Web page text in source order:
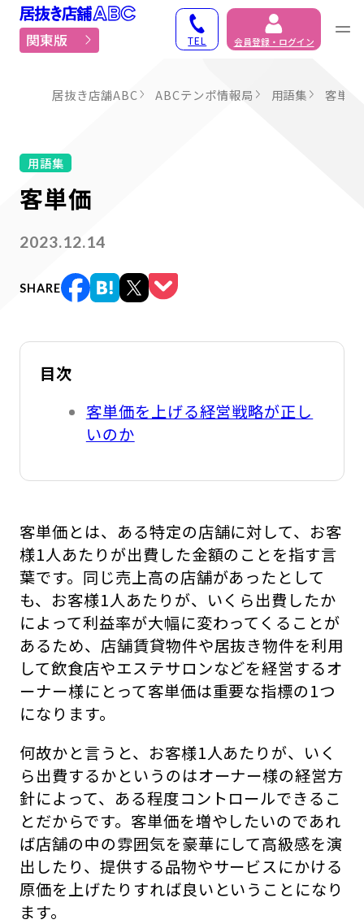
居抜き物件・貸店舗で
関東版 TEL 会員登録・ログイン
居抜き店舗ABC ABCテンポ情報局 用語集 客単価
用語集
客単価
2023.12.14
SHARE
目次
客単価を上げる経営戦略が正し
いのか
客単価とは、ある特定の店舗に対して、お客
様1人あたりが出費した金額のことを指す言
葉です。同じ売上高の店舗があったとして
も、お客様1人あたりが、いくら出費したか
によって利益率が大幅に変わってくることが
あるため、店舗賃貸物件や居抜き物件を利用
して飲食店やエステサロンなどを経営するオ
ーナー様にとって客単価は重要な指標の1つ
になります。
何故かと言うと、お客様1人あたりが、いく
ら出費するかというのはオーナー様の経営方
針によって、ある程度コントロールできるこ
とだからです。客単価を増やしたいのであれ
ば店舗の中の雰囲気を豪華にして高級感を演
出したり、提供する品物やサービスにかける
原価を上げたりすれば良いということになり
ます。